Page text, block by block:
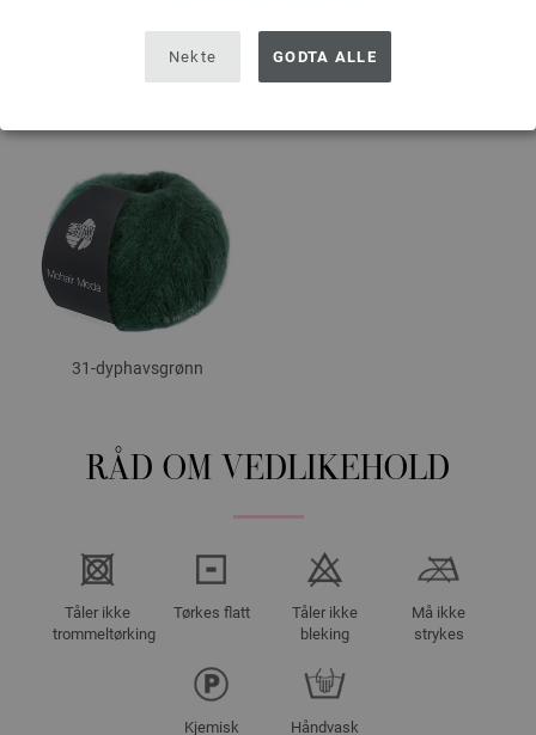
Nekte GODTA ALLE
31-dyphavsgrønn
RÅD OM VEDLIKEHOLD
Tåler ikke
trommeltørking
Tørkes flatt
Tåler ikke
bleking
Må ikke
strykes
Kjemisk Håndvask